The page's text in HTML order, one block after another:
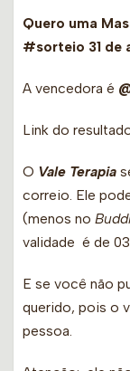
Quero uma
#sorteio 31 de
A vencedora é
Link do
O Vale Terapia
correio. Ele
(menos no
validade é de
E se você não
querido, pois o
pessoa.